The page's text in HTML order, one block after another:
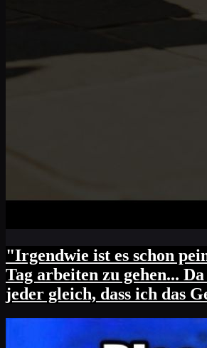
"Irgendwie ist es schon
Tag arbeiten zu gehen...
jeder gleich, dass ich das